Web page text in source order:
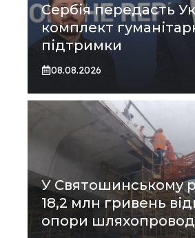
Сербія передасть
комплект
підтримки
08.08.2026
У Святошинському
18,2 млн гривень
опори